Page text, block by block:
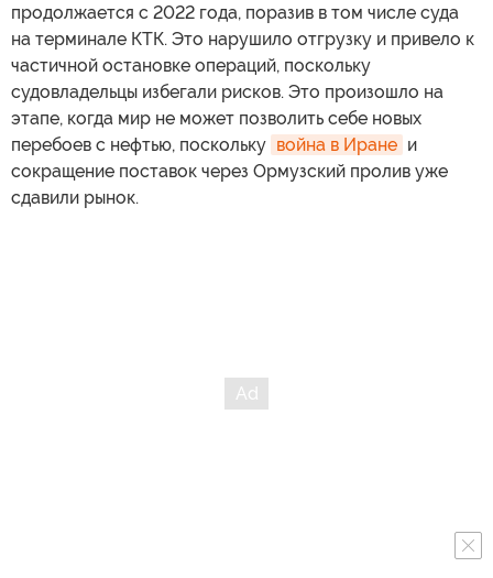
продолжается с 2022 года, поразив в том числе суда
на терминале КТК. Это нарушило отгрузку и привело к
частичной остановке операций, поскольку
судовладельцы избегали рисков. Это произошло на
этапе, когда мир не может позволить себе новых
перебоев с нефтью, поскольку война в Иране и
сокращение поставок через Ормузский пролив уже
сдавили рынок.